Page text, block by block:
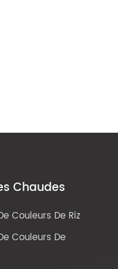
Chaudes
Couleurs De Riz
Couleurs De